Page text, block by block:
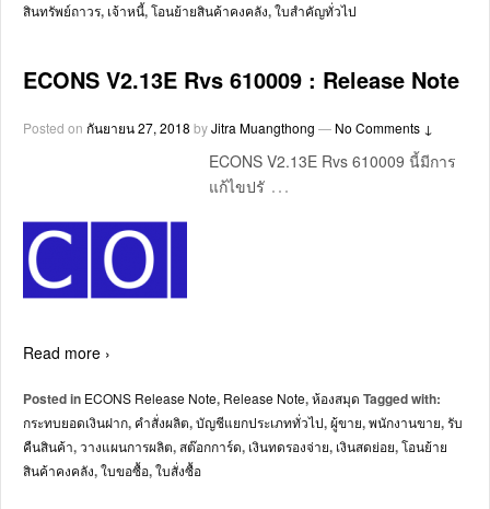
สินทรัพย์ถาวร, เจ้าหนี้,โอนย้ายสินค้าคงคลัง,ใบสำคัญทั่วไป
ECONS V2.13E Rvs 610009 : Release Note
Posted on กันยายน 27, 2018 byJitra Muangthong — No Comments ↓
ECONS V2.13E Rvs 610009 นี้มีการ
แก้ไขปรั …
Read more ›
Posted in ECONS Release Note, Release Note,ห้องสมุด Tagged with:
กระทบยอดเงินฝาก, คำสั่งผลิต,บัญชีแยกประเภททั่วไป,ผู้ขาย,พนักงานขาย,รับ
คืนสินค้า,วางแผนการผลิต,สต๊อกการ์ด, เงินทดรองจ่าย, เงินสดย่อย,โอนย้าย
สินค้าคงคลัง,ใบขอซื้อ,ใบสั่งซื้อ